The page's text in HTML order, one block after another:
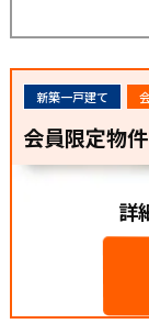
新築一戸建て
会員限定物
詳